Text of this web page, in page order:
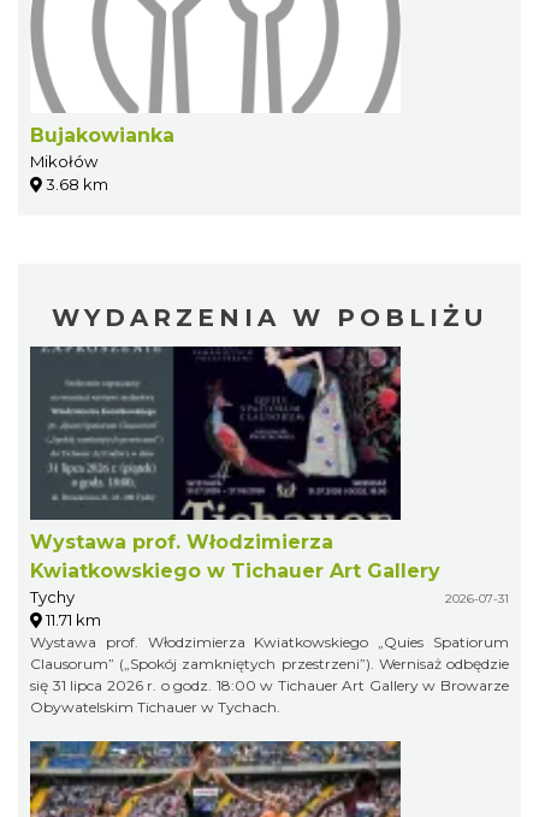
Bujakowianka
Mikołów
3.68 km
WYDARZENIA W POBLIŻU
Wystawa prof. Włodzimierza
Kwiatkowskiego w Tichauer Art Gallery
Tychy 2026-07-31
11.71 km
Wystawa prof. Włodzimierza Kwiatkowskiego „Quies Spatiorum
Clausorum” („Spokój zamkniętych przestrzeni”). Wernisaż odbędzie
się 31 lipca 2026 r. o godz. 18:00 w Tichauer Art Gallery w Browarze
Obywatelskim Tichauer w Tychach.